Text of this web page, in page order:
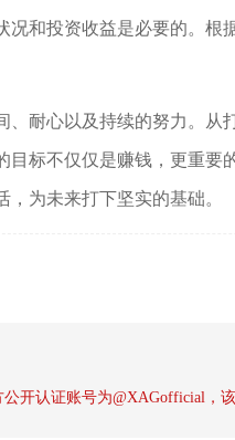
况和投资收益是必要的。根
、耐心以及持续的努力。从
标不仅仅是赚钱，更重要
为未来打下坚实的基础。